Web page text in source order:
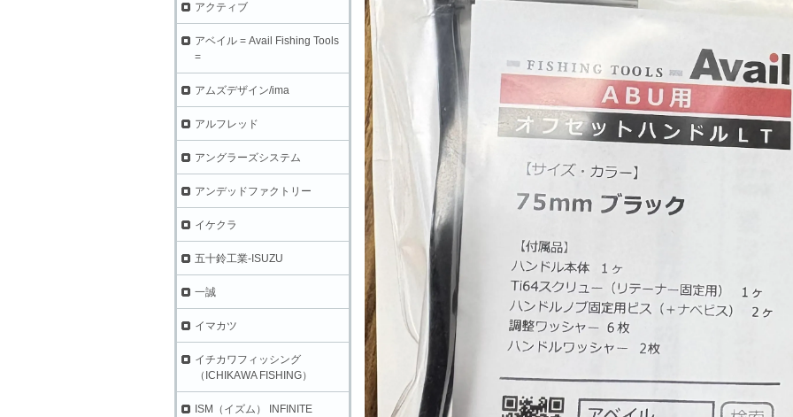
アクティブ
アベイル = Avail Fishing Tools
=
アムズデザイン/ima
アルフレッド
アングラーズシステム
アンデッドファクトリー
イケクラ
五十鈴工業-ISUZU
一誠
イマカツ
イチカワフィッシング
（ICHIKAWA FISHING）
ISM（イズム） INFINITE